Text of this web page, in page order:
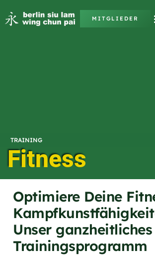
MITGLIEDER
TRAINING
Fitness
Optimiere Deine
Unser ganzheitliches
Trainingsprogramm